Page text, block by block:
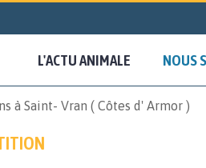
L'ACTU ANIMALE NOUS
à Saint- Vran ( Côtes d' Armor )